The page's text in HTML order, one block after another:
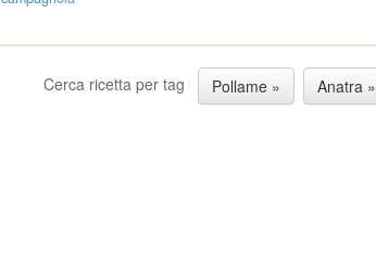
Cerca ricetta per tag Pollame » Anatra »